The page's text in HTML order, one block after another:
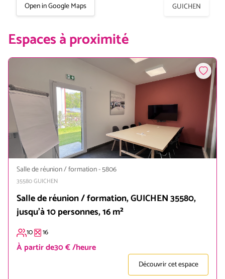
Open in Google Maps GUICHEN
Espaces à proximité
Salle de réunion / formation-5806
35580GUICHEN
Salle de réunion / formation, GUICHEN 35580,
jusqu'à 10 personnes, 16 m²
10 16
À partir de30 € /heure
Découvrir cet espace